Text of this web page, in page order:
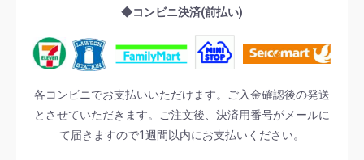
◆コンビニ決済(前払い)
各コンビニでお支払いいただけます。ご入金確認後の発送
とさせていただきます。ご注文後、決済用番号がメールに
て届きますので1週間以内にお支払いください。